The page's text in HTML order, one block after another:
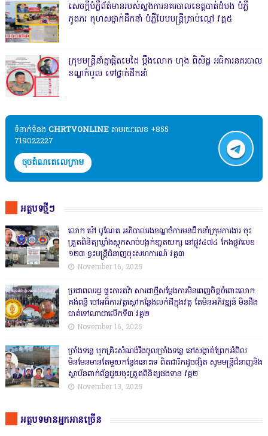
សេចក្តីបំភ្លឺព័ត៌មានរបស់ស្នងការនគរបាលខេត្តបាត់ដំបង បំភ្លឺ
ភូតភរ កុហសថ្នាក់ដឹកនាំ បំភ្លឺបែបបន្ត្រីគ្រាប់ល្ពៅ វគ្គ៥
ក្រុមមន្ត្រីនាំគ្នាផ្ដិតមេដៃ ប្ដឹងលោក ហុង ពិសិដ្ឋ អធិការនគរបាល
ខណ្ឌកំបូល ទៅថ្នាក់ដឹកនាំ
ទំនាក់ទំនង​​ CHRTVONLINE តាមរយៈលេខ +855
719022227
ចុចតំណតេលេក្រាម
អត្ថបទថ្មីៗ
លោក ម៉ៅ បូណែត អភិបាលរងខណ្ឌចំការមនដឹកនាំក្រុមការងារ ចុះ
ត្រួតពិនិត្យឃ្លាំងស្តុកសាច់បង្កក់ខា្នតយក្ស នៅផ្លូវ៤៧៤ កែងផ្លូវលេខ
១២៣ ខ្វះមន្ត្រីជំនាញចុះសហការណ៍ វគ្គ៣
November 16, 2025
ប្រជាពលរដ្ឋ ផ្ទុះការតវ៉ា សារជាថ្មីសម្តែងការមិនពេញចិត្តចំពោះលោក
គង់ពន្លឺ ចៅអធិការវត្តស្ដៅកន្លែងលក់ដីក្នុងវត្ត តែមិនអភិវឌ្ឍន៍ មិនដឹង
បាត់ទៅណាជាលើកទី៣ វគ្គ២
November 16, 2025
ច្រាំងទន្លេ បុកគ្រិះសំណង់រឹងចូលច្រាំងទន្លេ នៅសង្កាត់ព្រែកអំពិល
មិនមែនមានតែមួយកន្លែងនោះទេ ពិតជារីកដូចផ្សិត សូមមន្ត្រីជំនាញនិង
ស្ថាប័នពាក់ព័ន្ធជួយចុះត្រួតពិនិត្យផងទាន វគ្គ២
November 13, 2025
អត្ថបទមានអ្នកអានច្រើន